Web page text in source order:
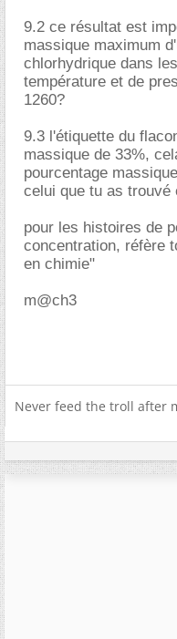
9.2 ce résultat est
massique maximum
chlorhydrique dans
température et de
1260?
9.3 l'étiquette du
massique de 33%,
pourcentage
celui que tu as
pour les histoires de
concentration, réfère
en chimie"
m@ch3
Never feed the troll after